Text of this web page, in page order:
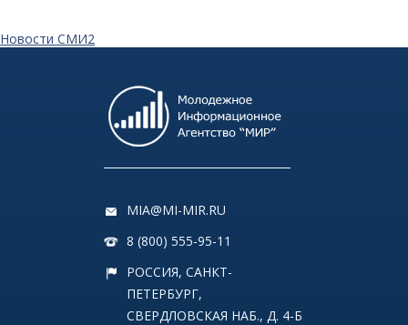
Новости СМИ2
MIA@MI-MIR.RU
8 (800) 555-95-11
РОССИЯ, САНКТ-
ПЕТЕРБУРГ,
СВЕРДЛОВСКАЯ НАБ., Д. 4-Б